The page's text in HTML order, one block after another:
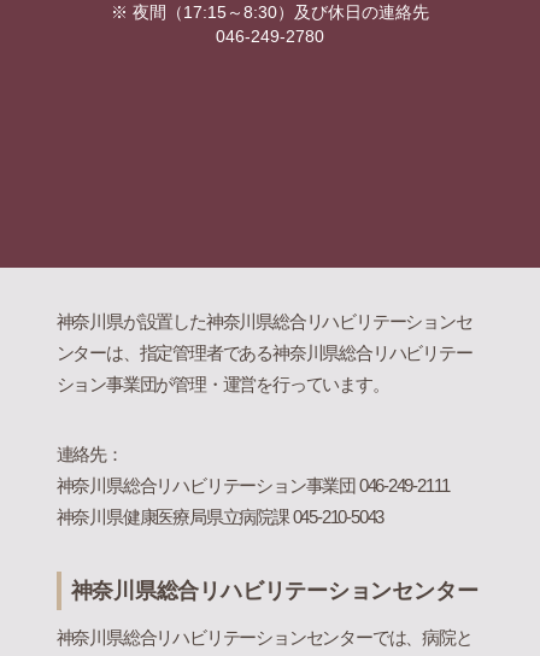
※ 夜間（17:15～8:30）及び休日の連絡先
046-249-2780
神奈川県が設置した神奈川県総合リハビリテーションセ
ンターは、指定管理者である神奈川県総合リハビリテー
ション事業団が管理・運営を行っています。
連絡先：
神奈川県総合リハビリテーション事業団 046-249-2111
神奈川県健康医療局県立病院課 045-210-5043
神奈川県総合リハビリテーションセンター
神奈川県総合リハビリテーションセンターでは、病院と